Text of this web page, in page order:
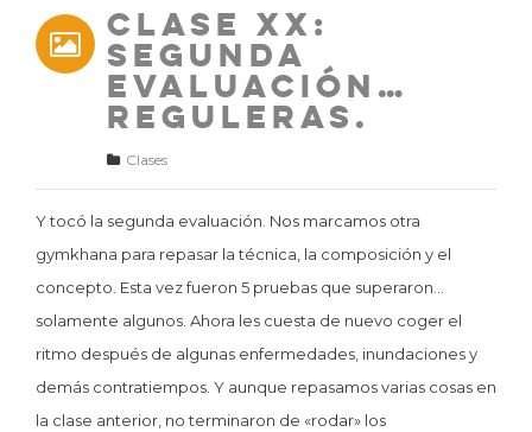
Clase XX:
Segunda
evaluación…
reguleras.
Clases
Y tocó la segunda evaluación. Nos marcamos otra
gymkhana para repasar la técnica, la composición y el
concepto. Esta vez fueron 5 pruebas que superaron…
solamente algunos. Ahora les cuesta de nuevo coger el
ritmo después de algunas enfermedades, inundaciones y
demás contratiempos. Y aunque repasamos varias cosas en
la clase anterior, no terminaron de «rodar» los